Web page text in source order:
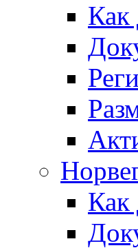
Как
Как